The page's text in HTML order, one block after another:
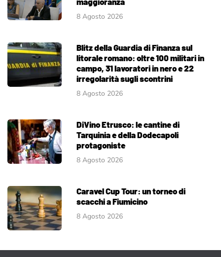
8 Agosto 2026
Blitz della Guardia di Finanza sul
litorale romano: oltre 100 militari in
campo, 31 lavoratori in nero e 22
irregolarità sugli scontrini
8 Agosto 2026
DiVino Etrusco: le cantine di
Tarquinia e della Dodecapoli
protagoniste
8 Agosto 2026
Caravel Cup Tour: un torneo di
scacchi a Fiumicino
8 Agosto 2026